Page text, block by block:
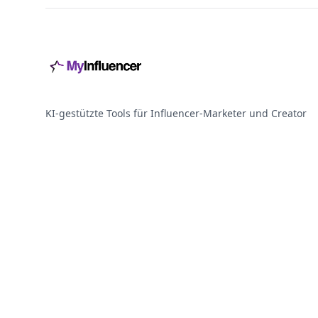
KI-gestützte Tools für Influencer-Marketer und Creator